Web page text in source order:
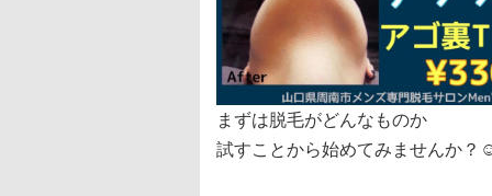
まずは脱毛がどんなものか
試すことから始めてみませんか？